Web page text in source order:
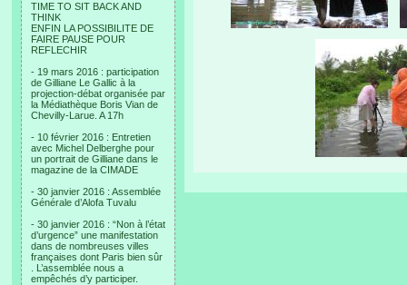
TIME TO SIT BACK AND
THINK
ENFIN LA POSSIBILITE DE
FAIRE PAUSE POUR
REFLECHIR
- 19 mars 2016 : participation
de Gilliane Le Gallic à la
projection-débat organisée par
la Médiathèque Boris Vian de
Chevilly-Larue. A 17h
- 10 février 2016 : Entretien
avec Michel Delberghe pour
un portrait de Gilliane dans le
magazine de la CIMADE
- 30 janvier 2016 : Assemblée
Générale d’Alofa Tuvalu
- 30 janvier 2016 : “Non à l’état
d’urgence” une manifestation
dans de nombreuses villes
françaises dont Paris bien sûr
. L’assemblée nous a
empêchés d’y participer.